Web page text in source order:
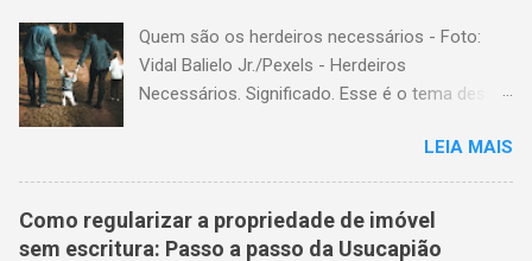
isso, tem cabimento a conclusão de que, quem
herda crédito, também, herda débito. A
transmissão, do patrimônio da pessoa falecida
legítima ou testamentária. A sucessão legítima
é a prevista em lei, para a transmissão do
patrimônio, da pessoa falecida que não fez
testamento. A sucessão testamentária visa
Quem são os herdeiros necessários - Foto:
Vidal Balielo Jr./Pexels - Herdeiros
Necessários. Significado. Esse é o tema dessa
necessários? Herdeiros necessários são todas
as pessoas com certo direito de receber parte
de uma herança, mesmo na existência de
LEIA MAIS
Como regularizar a propriedade de imóvel
sem escritura: Passo a passo da Usucapião